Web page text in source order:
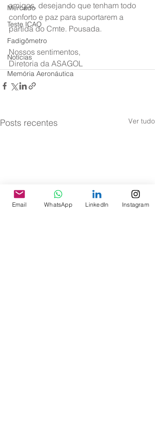
Mercado
Teste ICAO
Fadigômetro
Notícias
Memória Aeronáutica
amigos, desejando que tenham todo
conforto e paz para suportarem a
partida do Cmte. Pousada.
Nossos sentimentos,
Diretoria da ASAGOL
Posts recentes Ver tudo
Email WhatsApp LinkedIn Instagram